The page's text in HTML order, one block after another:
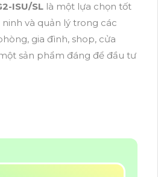
ISU/SL là một lựa chọn tốt
và quản lý trong các
gia đình, shop, cửa
sản phẩm đáng để đầu tư